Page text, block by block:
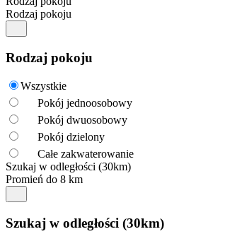
Rodzaj pokoju
Rodzaj pokoju
Wszystkie
Pokój jednoosobowy
Pokój dwuosobowy
Pokój dzielony
Całe zakwaterowanie
Szukaj w odległości (30km)
Promień do 8 km
Szukaj w odległości (30km)